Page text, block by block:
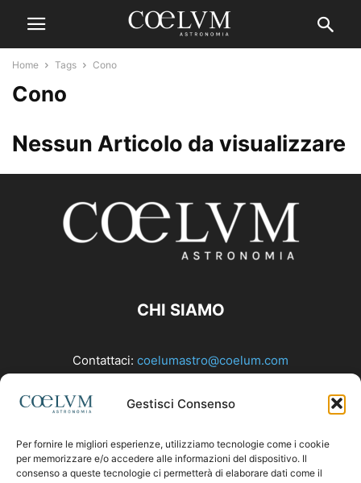
Gestisci Consenso
Per fornire le migliori esperienze, utilizziamo tecnologie come i cookie
per memorizzare e/o accedere alle informazioni del dispositivo. Il
consenso a queste tecnologie ci permetterà di elaborare dati come il
Home Tags Cono
Cono
Nessun Articolo da visualizzare
CHI SIAMO
Contattaci: coelumastro@coelum.com
SEGUICI